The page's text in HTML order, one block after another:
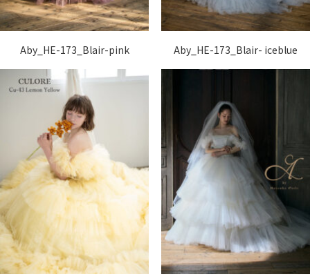
Aby_HE-173_Blair-pink Aby_HE-173_Blair- iceblue